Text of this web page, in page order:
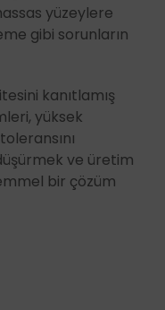
yüzeylere
gibi sorunların
kanıtlamış
yüksek
ve üretim
bir çözüm